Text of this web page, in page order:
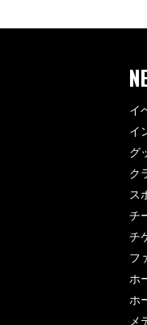
イ
イ
グ
ク
ス
チ
チ
フ
ホ
ホ
メ